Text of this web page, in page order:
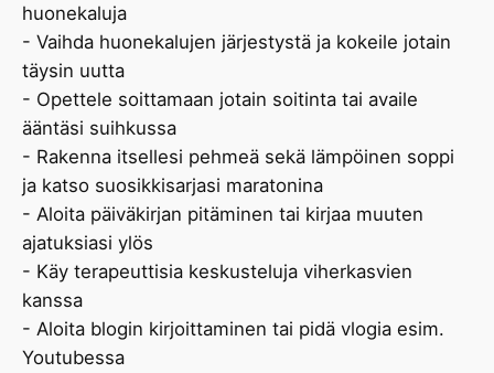
huonekaluja
- Vaihda huonekalujen järjestystä ja kokeile jotain
täysin uutta
- Opettele soittamaan jotain soitinta tai availe
ääntäsi suihkussa
- Rakenna itsellesi pehmeä sekä lämpöinen soppi
ja katso suosikkisarjasi maratonina
- Aloita päiväkirjan pitäminen tai kirjaa muuten
ajatuksiasi ylös
- Käy terapeuttisia keskusteluja viherkasvien
kanssa
- Aloita blogin kirjoittaminen tai pidä vlogia esim.
Youtubessa